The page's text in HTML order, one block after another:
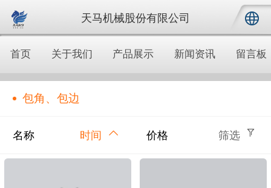
天马机械股份有限公司
中文
首页 关于我们 产品展示 新闻资讯 留言板
包角、包边
名称 时间 价格 筛选